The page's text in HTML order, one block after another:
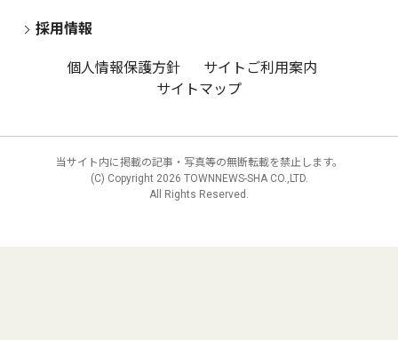
採用情報
個人情報保護方針
サイトご利用案内
サイトマップ
当サイト内に掲載の記事・写真等の無断転載を禁止します。
(C) Copyright 2026 TOWNNEWS-SHA CO.,LTD.
All Rights Reserved.